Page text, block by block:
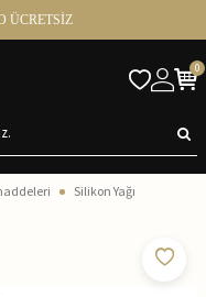
ÜCRETSİZ
0
Silikon Yağı